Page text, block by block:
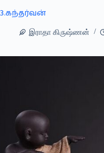
3.கந்தர்வன்
இராதா கிருஷ்ணன்